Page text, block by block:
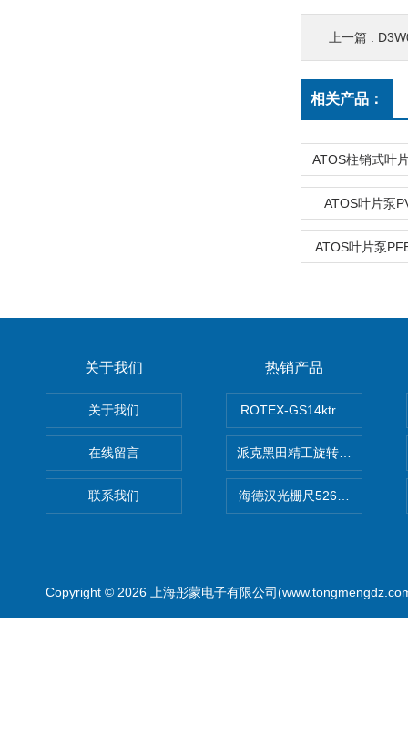
上一篇 :
相关产品：
ATOS叶片泵
ATOS叶片泵
关于我们
关于我们
在线留言
联系我们
热销产品
ROTEX-GS14ktr梅花连轴器
派克黑田精工旋转气缸
海德汉光栅尺526974-09
Copyright © 2026 上海彤蒙电子有限公司